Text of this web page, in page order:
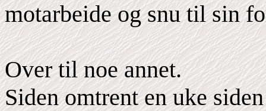
motarbeide og snu til sin
Over til noe annet.
Siden omtrent en uke